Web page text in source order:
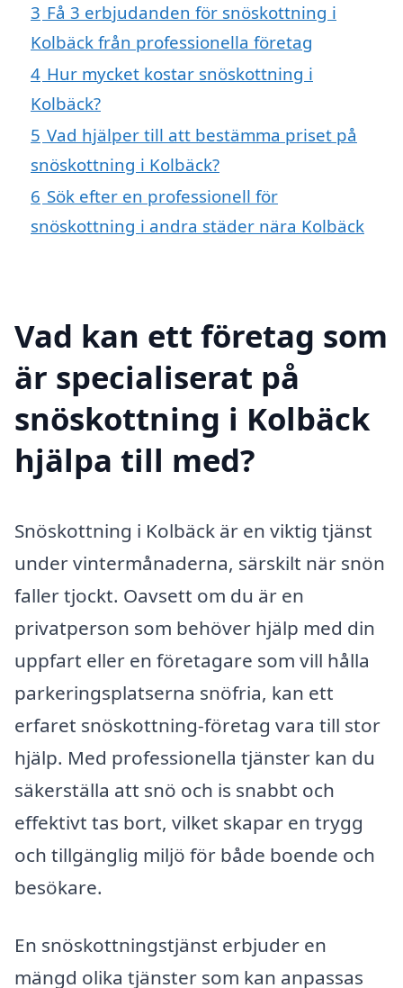
3 Få 3 erbjudanden för snöskottning i
Kolbäck från professionella företag
4 Hur mycket kostar snöskottning i
Kolbäck?
5 Vad hjälper till att bestämma priset på
snöskottning i Kolbäck?
6 Sök efter en professionell för
snöskottning i andra städer nära Kolbäck
Vad kan ett företag som
är specialiserat på
snöskottning i Kolbäck
hjälpa till med?
Snöskottning i Kolbäck är en viktig tjänst
under vintermånaderna, särskilt när snön
faller tjockt. Oavsett om du är en
privatperson som behöver hjälp med din
uppfart eller en företagare som vill hålla
parkeringsplatserna snöfria, kan ett
erfaret snöskottning-företag vara till stor
hjälp. Med professionella tjänster kan du
säkerställa att snö och is snabbt och
effektivt tas bort, vilket skapar en trygg
och tillgänglig miljö för både boende och
besökare.
En snöskottningstjänst erbjuder en
mängd olika tjänster som kan anpassas